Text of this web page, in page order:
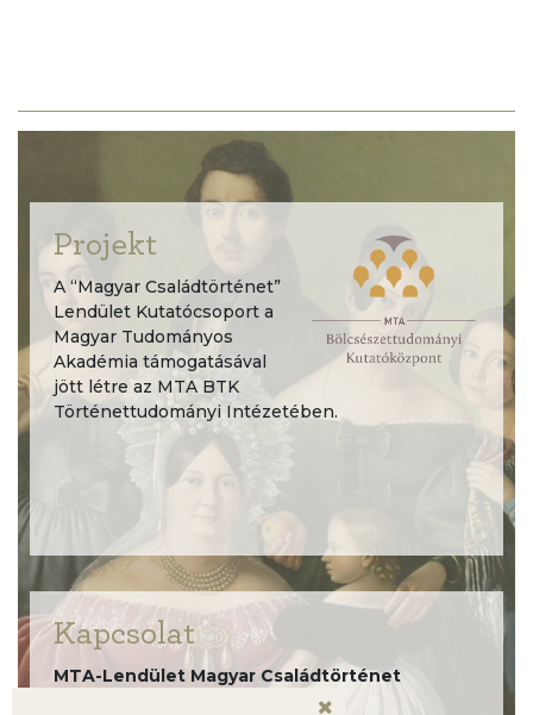
Projekt
A “Magyar Családtörténet”
Lendület Kutatócsoport a
Magyar Tudományos
Akadémia támogatásával
jött létre az MTA BTK
Történettudományi Intézetében.
Kapcsolat
MTA-Lendület Magyar Családtörténet